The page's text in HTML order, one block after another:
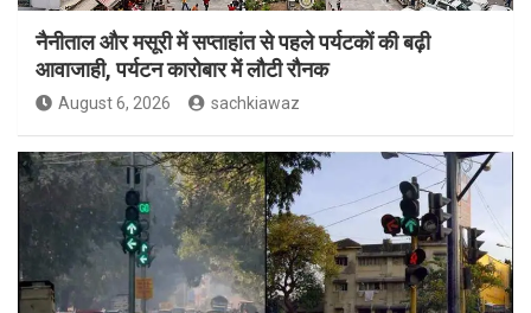
नैनीताल और मसूरी में सप्ताहांत से पहले पर्यटकों की बढ़ी
आवाजाही, पर्यटन कारोबार में लौटी रौनक
August 6, 2026 sachkiawaz